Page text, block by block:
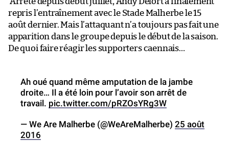
repris l’entraînement avec le Stade Malherbe le 15
août dernier. Mais l’attaquant n’a toujours pas fait une
apparition dans le groupe depuis le début de la saison.
De quoi faire réagir les supporters caennais…
Ah oué quand même amputation de la jambe
droite… Il a été loin pour l’avoir son arrêt de
travail. pic.twitter.com/pRZOsYRg3W
— We Are Malherbe (@WeAreMalherbe) 25 août
2016